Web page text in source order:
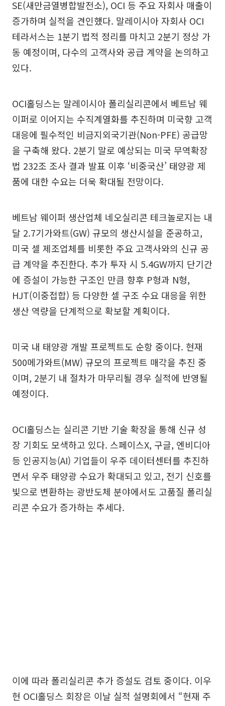
SE(새만금열병합발전소), OCI 등 주요 자회사 매출이
증가하며 실적을 견인했다. 말레이시아 자회사 OCI
테라서스는 1분기 법적 정리를 마치고 2분기 정상 가
동 예정이며, 다수의 고객사와 공급 계약을 논의하고
있다.
OCI홀딩스는 말레이시아 폴리실리콘에서 베트남 웨
이퍼로 이어지는 수직계열화를 추진하며 미국향 고객
대응에 필수적인 비금지외국기관(Non-PFE) 공급망
을 구축해 왔다. 2분기 말로 예상되는 미국 무역확장
법 232조 조사 결과 발표 이후 ‘비중국산’ 태양광 제
품에 대한 수요는 더욱 확대될 전망이다.
베트남 웨이퍼 생산업체 네오실리콘 테크놀로지는 내
달 2.7기가와트(GW) 규모의 생산시설을 준공하고,
미국 셀 제조업체를 비롯한 주요 고객사와의 신규 공
급 계약을 추진한다. 추가 투자 시 5.4GW까지 단기간
에 증설이 가능한 구조인 만큼 향후 P형과 N형,
HJT(이중접합) 등 다양한 셀 구조 수요 대응을 위한
생산 역량을 단계적으로 확보할 계획이다.
미국 내 태양광 개발 프로젝트도 순항 중이다. 현재
500메가와트(MW) 규모의 프로젝트 매각을 추진 중
이며, 2분기 내 절차가 마무리될 경우 실적에 반영될
예정이다.
OCI홀딩스는 실리콘 기반 기술 확장을 통해 신규 성
장 기회도 모색하고 있다. 스페이스X, 구글, 엔비디아
등 인공지능(AI) 기업들이 우주 데이터센터를 추진하
면서 우주 태양광 수요가 확대되고 있고, 전기 신호를
빛으로 변환하는 광반도체 분야에서도 고품질 폴리실
리콘 수요가 증가하는 추세다.
이에 따라 폴리실리콘 추가 증설도 검토 중이다. 이우
현 OCI홀딩스 회장은 이날 실적 설명회에서 “현재 주